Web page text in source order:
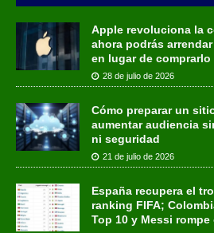
Apple revoluciona la
ahora podrás
en lugar de comprarlo
28 de julio de 2026
Cómo preparar un
aumentar audiencia
ni seguridad
21 de julio de 2026
España recupera el
ranking FIFA;
Top 10 y Messi